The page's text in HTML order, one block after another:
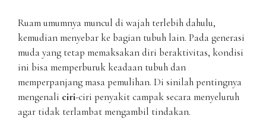
Ruam umumnya muncul di wajah terlebih dahulu,
kemudian menyebar ke bagian tubuh lain. Pada generasi
muda yang tetap memaksakan diri beraktivitas, kondisi
ini bisa memperburuk keadaan tubuh dan
memperpanjang masa pemulihan. Di sinilah pentingnya
mengenali ciri-ciri penyakit campak secara menyeluruh
agar tidak terlambat mengambil tindakan.